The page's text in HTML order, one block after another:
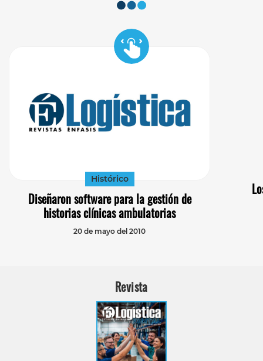
Histórico
Diseñaron software para la gestión de
historias clínicas ambulatorias
20 de mayo del 2010
Revista